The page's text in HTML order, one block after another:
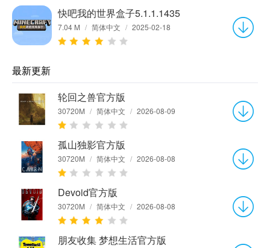
快吧我的世界盒子5.1.1.1435
7.04 M / 简体中文 / 2025-02-18
最新更新
轮回之兽官方版
30720M / 简体中文 / 2026-08-09
孤山独影官方版
30720M / 简体中文 / 2026-08-08
Devoid官方版
30720M / 简体中文 / 2026-08-08
朋友收集 梦想生活官方版